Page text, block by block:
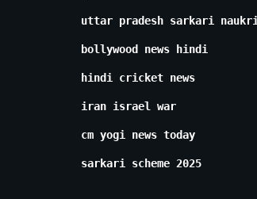
uttar pradesh sarkari
bollywood news hindi
hindi cricket news
iran israel war
cm yogi news today
sarkari scheme 2025